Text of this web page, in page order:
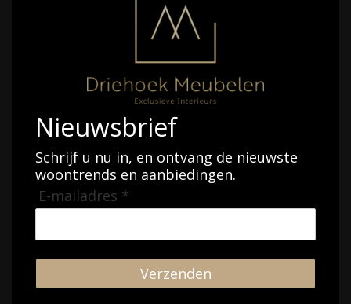
Nieuwsbrief
Schrijf u nu in, en ontvang de nieuwste
woontrends en aanbiedingen.
E-mailadres *
Verzenden